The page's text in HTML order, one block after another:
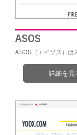
ASOS
ASOS（エイソス）
詳細を見